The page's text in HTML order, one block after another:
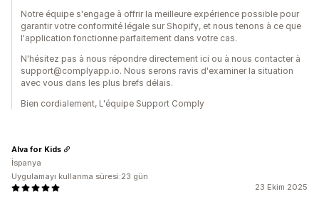
Notre équipe s'engage à offrir la meilleure expérience possible pour
garantir votre conformité légale sur Shopify, et nous tenons à ce que
l'application fonctionne parfaitement dans votre cas.
N'hésitez pas à nous répondre directement ici ou à nous contacter à
support@complyapp.io. Nous serons ravis d'examiner la situation
avec vous dans les plus brefs délais.
Bien cordialement, L'équipe Support Comply
23 Ekim 2025
Alva for Kids
İspanya
Uygulamayı kullanma süresi:23 gün